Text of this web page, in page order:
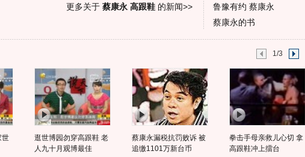
更多关于 蔡康永 高跟鞋的新闻>>
鲁豫有约 蔡康永
蔡康永的书
1/3
世
逛世博园勿穿高跟鞋 老
人九十月观博最佳
蔡康永漏税抗罚败诉 被
追缴1101万新台币
拳击手母亲救儿心切 拿
高跟鞋冲上擂台